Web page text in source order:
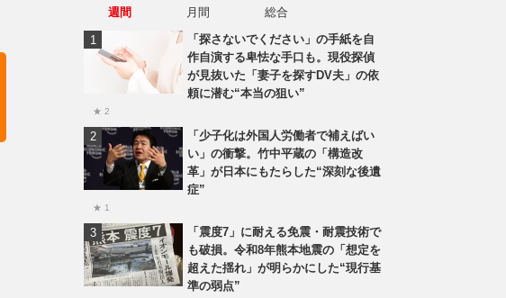
週間 月間
総合
「探さないでください」の手紙を自
作自演する卑怯な手口も。現役探偵
が見抜いた「妻子を探すDV夫」の依
頼に潜む“本当の狙い”
★ 2
「少子化は外国人労働者で補えばい
い」の衝撃。竹中平蔵の「構造改
革」が日本にもたらした“深刻な後遺
症”
★ 1
「震度7」に耐える免震・耐震技術で
も破損。令和8年熊本地震の「想定を
超えた揺れ」が明らかにした“現行基
準の弱点”